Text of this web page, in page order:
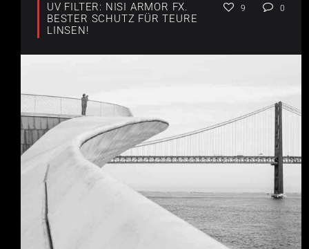
UV FILTER: NISI ARMOR FX.
BESTER SCHUTZ FÜR TEURE
LINSEN!
9 0